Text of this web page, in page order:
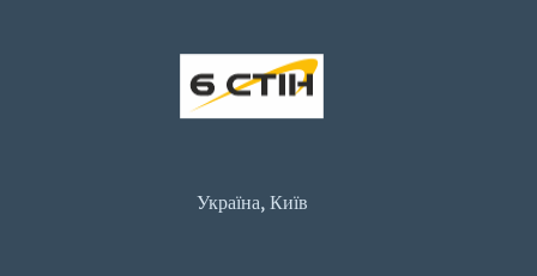
Україна, Київ